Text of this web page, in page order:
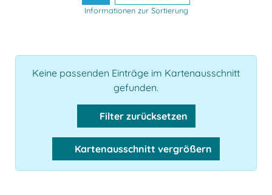
Informationen zur Sortierung
Keine passenden Einträge im Kartenausschnitt
gefunden.
Filter zurücksetzen
Kartenausschnitt vergrößern